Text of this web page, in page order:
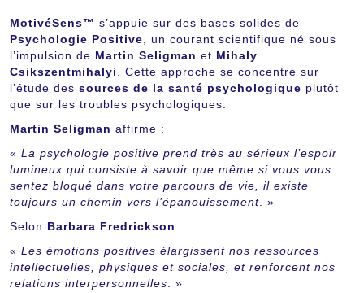
MotivéSens™ s’appuie sur des bases solides de
Psychologie Positive, un courant scientifique né sous
l’impulsion de Martin Seligman et Mihaly
Csikszentmihalyi. Cette approche se concentre sur
l’étude des sources de la santé psychologique plutôt
que sur les troubles psychologiques.
Martin Seligman affirme :
« La psychologie positive prend très au sérieux l’espoir
lumineux qui consiste à savoir que même si vous vous
sentez bloqué dans votre parcours de vie, il existe
toujours un chemin vers l’épanouissement. »
Selon Barbara Fredrickson :
« Les émotions positives élargissent nos ressources
intellectuelles, physiques et sociales, et renforcent nos
relations interpersonnelles. »